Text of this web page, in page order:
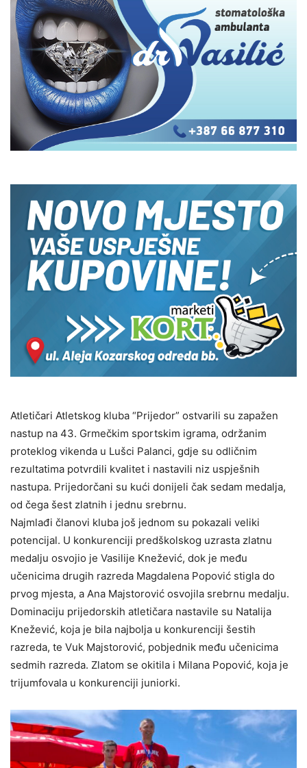
Atletičari Atletskog kluba “Prijedor” ostvarili su zapažen
nastup na 43. Grmečkim sportskim igrama, održanim
proteklog vikenda u Lušci Palanci, gdje su odličnim
rezultatima potvrdili kvalitet i nastavili niz uspješnih
nastupa. Prijedorčani su kući donijeli čak sedam medalja,
od čega šest zlatnih i jednu srebrnu.
Najmlađi članovi kluba još jednom su pokazali veliki
potencijal. U konkurenciji predškolskog uzrasta zlatnu
medalju osvojio je Vasilije Knežević, dok je među
učenicima drugih razreda Magdalena Popović stigla do
prvog mjesta, a Ana Majstorović osvojila srebrnu medalju.
Dominaciju prijedorskih atletičara nastavile su Natalija
Knežević, koja je bila najbolja u konkurenciji šestih
razreda, te Vuk Majstorović, pobjednik među učenicima
sedmih razreda. Zlatom se okitila i Milana Popović, koja je
trijumfovala u konkurenciji juniorki.